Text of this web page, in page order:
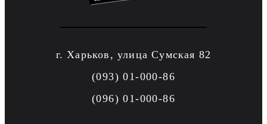
г. Харьков, улица Сумская 82
(093) 01-000-86
(096) 01-000-86